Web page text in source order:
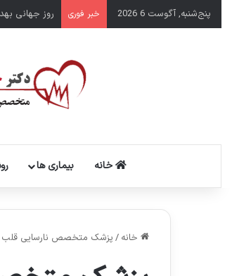
پنج‌شنبه, آگوست 6 2026 خبر فوری سال نو مبارک
خانه بیماری ها
خانه / پزشک متخصص نارسایی قلب